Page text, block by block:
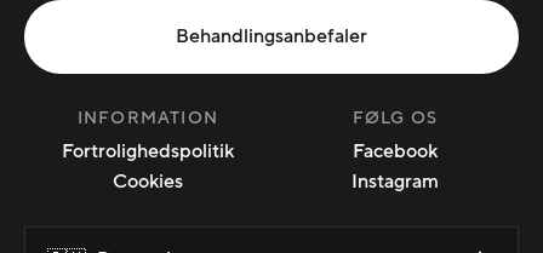
Behandlingsanbefaler
INFORMATION
Fortrolighedspolitik
Cookies
FØLG OS
Facebook
Instagram